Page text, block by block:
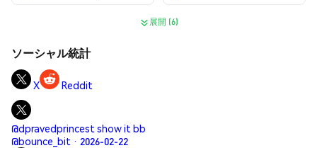
展開 (6)
ソーシャル統計
X Reddit
@dpravedprincest show it bb
@bounce_bit · 2026-02-22